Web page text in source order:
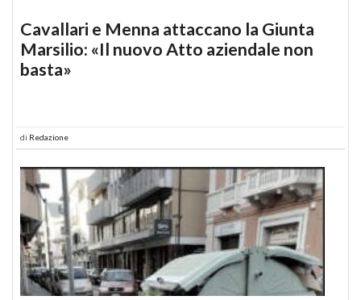
Cavallari e Menna attaccano la Giunta
Marsilio: «Il nuovo Atto aziendale non
basta»
di Redazione